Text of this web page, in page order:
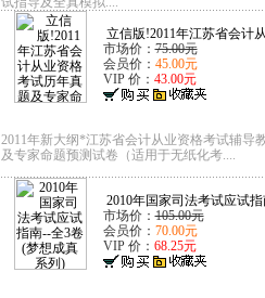
立信版!2011年江苏省会计
市场价：75.00元
会员价： 45.00元
VIP 价： 43.00元
2011年新大纲*江苏省会计从业资格考试辅导
及专家命题预测试卷（适用于无纸化考....
2010年国家司法考试应试指
市场价：105.00元
会员价： 70.00元
VIP 价： 68.25元